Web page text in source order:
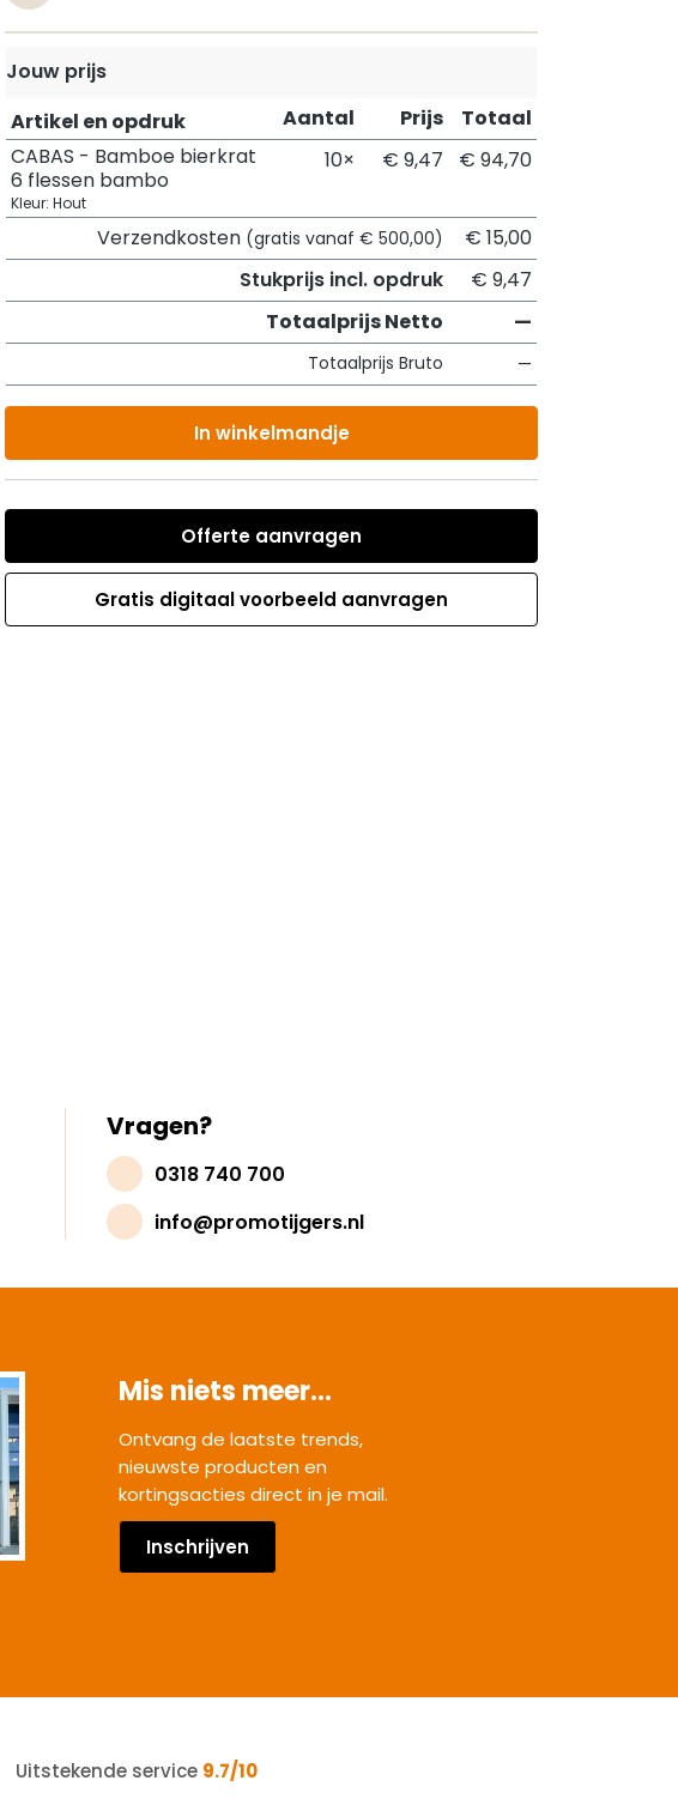
Jouw prijs
Artikel en opdruk
Aantal Prijs
Totaal
CABAS - Bamboe bierkrat
6 flessen bambo
Kleur: Hout
10× € 9,47 € 94,70
Verzendkosten (gratis vanaf € 500,00)
€ 15,00
Stukprijs incl. opdruk
€ 9,47
Totaalprijs Netto
—
Totaalprijs Bruto —
In winkelmandje
Offerte aanvragen
Gratis digitaal voorbeeld aanvragen
Vragen?
0318 740 700
info@promotijgers.nl
Mis niets meer...
Ontvang de laatste trends,
nieuwste producten en
kortingsacties direct in je mail.
Inschrijven
Uitstekende service 9.7/10